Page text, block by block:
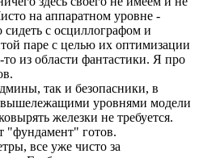
на аппаратном уровне -
сидеть с осциллографом и
паре с целью их оптимизации
из области фантастики. Я про
так и безопасники, в
вышележащими уровнями модели
железки не требуется.
"фундамент" готов.
все уже чисто за